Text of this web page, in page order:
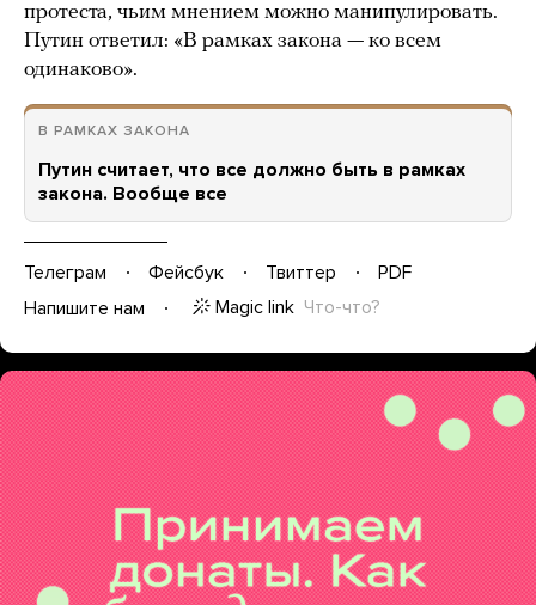
протеста, чьим мнением можно манипулировать.
Путин ответил: «В рамках закона — ко всем
одинаково».
В РАМКАХ ЗАКОНА
Путин считает, что все должно быть в рамках
закона. Вообще все
Телеграм Фейсбук Твиттер
PDF
Напишите нам
Magic link Что-что?